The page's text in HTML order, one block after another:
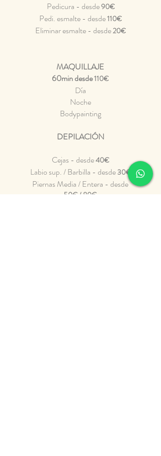
Pedicura - desde90€
Pedi. esmalte - desde110€
Eliminar esmalte - desde20€
MAQUILLAJE
60min desde110€
Día
Noche
Bodypainting
DEPILACIÓN
Cejas - desde40€
Labio sup. / Barbilla - desde30€
Piernas Media / Entera - desde
50€ / 80€